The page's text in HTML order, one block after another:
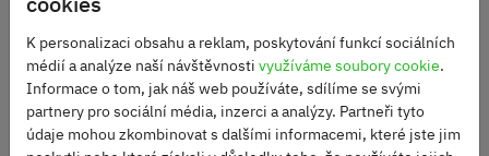
450 Kč
ZOBRAZIT
Skladem
450 Kč
ZOBRAZIT
K personalizaci obsahu a reklam, poskytování funkcí sociálních
médií a analýze naší návštěvnosti využíváme soubory cookie.
Informace o tom, jak náš web používáte, sdílíme se svými
partnery pro sociální média, inzerci a analýzy. Partneři tyto
údaje mohou zkombinovat s dalšími informacemi, které jste jim